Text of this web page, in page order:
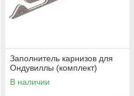
Заполнитель карнизов для
Ондувиллы (комплект)
В наличии